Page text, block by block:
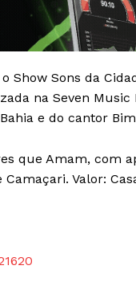
Show Sons da
na Seven
e do cantor
que Amam, com
Camaçari. Valor: